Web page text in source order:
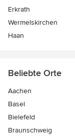
Erkrath
Wermelskirchen
Haan
Beliebte Orte
Aachen
Basel
Bielefeld
Braunschweig